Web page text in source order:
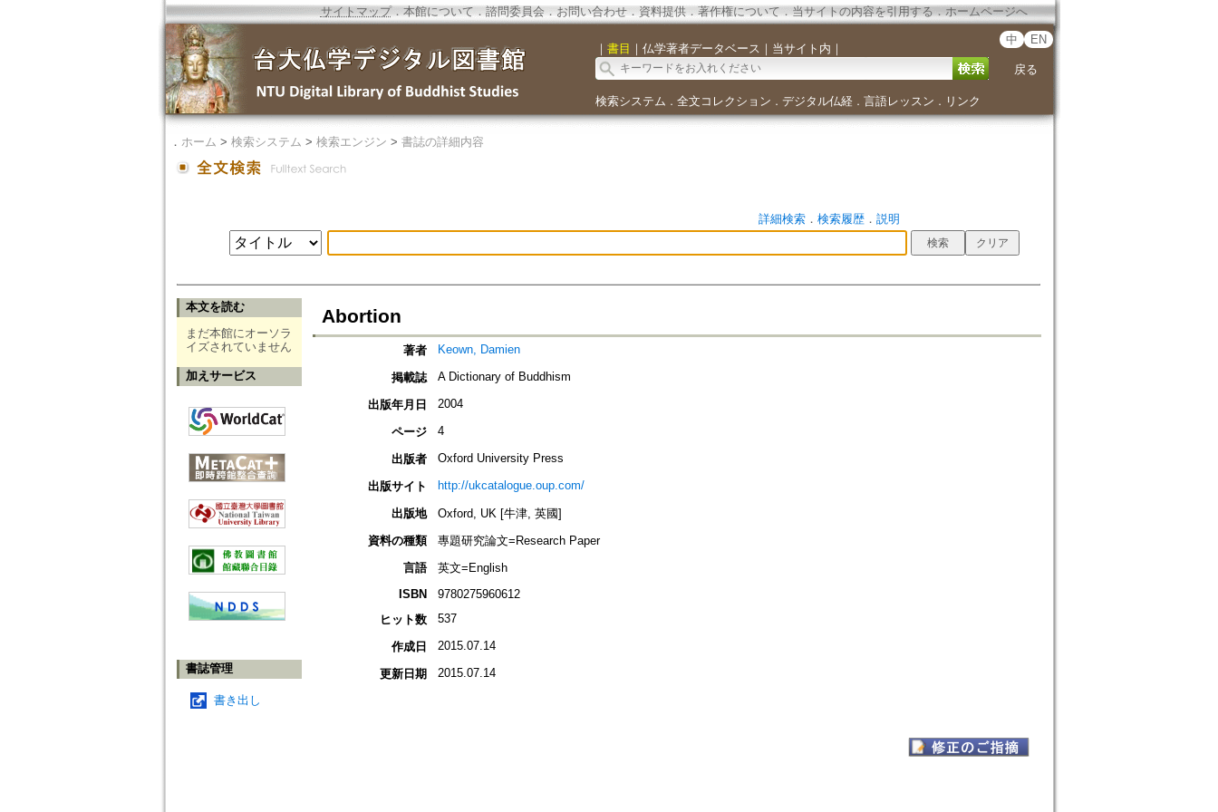
サイトマップ．本館について ． 諮問委員会． お問い合わせ． 資料提供． 著作権について．当サイトの内容を引用する ． ホームページへ
｜ 書目 ｜ 仏学著者データベース ｜ 当サイト内 ｜
中 EN
戻る
検索システム ． 全文コレクション ． デジタル仏経． 言語レッスン ． リンク
． ホーム > 検索システム > 検索エンジン > 書誌の詳細内容
詳細検索． 検索履歴． 説明
本文を読む
まだ本館にオーソラ
イズされていません
加えサービス
書誌管理
書き出し
Abortion
著者 Keown, Damien
掲載誌 A Dictionary of Buddhism
出版年月日 2004
ページ 4
出版者 Oxford University Press
出版サイト http://ukcatalogue.oup.com/
出版地
Oxford, UK [牛津, 英國]
資料の種類
專題研究論文=Research Paper
言語
英文=English
ISBN
9780275960612
ヒット数
537
作成日 2015.07.14
更新日期 2015.07.14